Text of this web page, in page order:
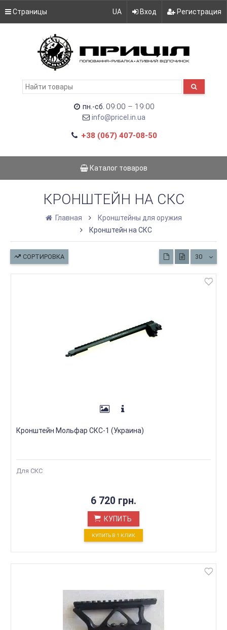
Страницы UA Вход Регистрация
пн.-сб. 09:00 – 19:00
info@pricel.in.ua
+38 (067) 407-08-50
Каталог товаров
КРОНШТЕЙН НА СКС
Главная
Кронштейны для оружия
Кронштейн на СКС
СОРТИРОВКА 30
Кронштейн Мольфар СКС-1 (Украина)
Для СКС
6 720 грн.
КУПИТЬ
КУПИТЬ В 1 КЛИК